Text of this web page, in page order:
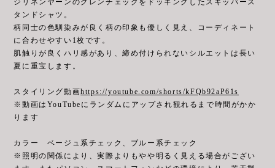
タンドシャツ。
柄同士の色馴染みが良く柄の印象も優しく見え、コーディネート
に合わせやすい1枚です。
肌触りが良くハリ感があり、締め付けられないシルエットは長い
夏に重宝します。
スタイリング動画https://youtube.com/shorts/kFQb92aP61s
※動画はYouTubeにランダムにアップされ観れるまで時間がかか
ります
カラー ベージュ系チェック、ブルー系チェック
※照明の関係により、実際よりもやや明るく見える場合がござい